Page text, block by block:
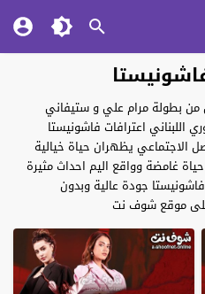
من بطولة مرام علي و ستيفاني
اعترافات فاشونيستا
الاجتماعي يظهران حياة خيالية
غامضة وواقع اليم احداث مثيرة
جودة عالية وبدون
على موقع شوف نت